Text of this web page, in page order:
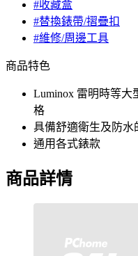
#收藏盒
#替換錶帶/摺疊扣
#維修/周邊工具
商品特色
Luminox 雷明時等大
格
具備舒適衛生及防水
通用各式錶款
商品詳情